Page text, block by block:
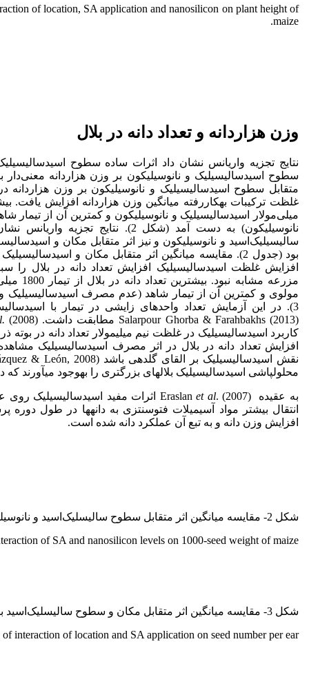
of location, SA application and nanosilicon on plant height of
maize.
وزن هزاردانه و تعداد دانه در بلال
نتایج تجزیه واریانس نشان داد اثرات ساده سطوح
میلی‌مولار اسیدسالیسیلیک و نانوسیلیکون و کمترین آن از
نانوسیلیکون) به دست آمد (شکل 2).
سالیسیلیک‌‌اسید و نانوسیلیکون و نیز اثر متقابل مکان و
بود (جدول 2). مقایسه میانگین اثر متقابل مکان و
افزایش غلظت اسیدسالیسیلیک افزایش تعداد دانه در بلال را
مزرعه
مولوی و کمترین آن از تیمار شاهد (عدم مصرف اسیدسالیسیلیک
3). در اﻳﻦ آزﻣﺎﻳﺶ ﺗﻌﺪاد واحدهای زایشی در ﺗﻴﻤﺎر با
Salarpour Ghorba & Farahbakhs (2013) مطابقت داشت. Krantev
کاربرد اسیدسالیسیلیک در غلظت نیم میلی­مولار تعداد دانه در
افزایش تعداد دانه در بلال در اثر مصرف اسیدسالیسیلیک
محلول­پاشی اسیدسالیسیلیک بلال­های بزرگتری را به­وجود می­آورند که
به عقیده Eraslan et al
. (2007) اثرات مفید اسیدسالیسیلیک
انتقال بیشتر مواد آسیمیلات فتوسنتزی به دانه­ها در طول دوره
افزایش وزن دانه و به تبع آن عملکرد دانه شده است.
شکل 2- مقایسه میانگین اثر متقابل سطوح سالیسلیک‌اسید و نانوسیلیکون بر وزن هزاردانه ذرت.
of SA and nanosilicon levels on 1000-seed weight of maize.
شکل 3- مقایسه میانگین اثر متقابل مکان و سطوح سالیسلیک‌اسید بر تعداد دانه در بلال ذرت.
interaction of location and SA application on seed number per ear.